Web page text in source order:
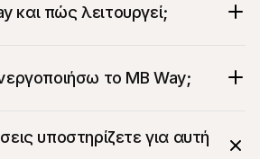
και πώς λειτουργεί;
το MB Way;
υποστηρίζετε για αυτή